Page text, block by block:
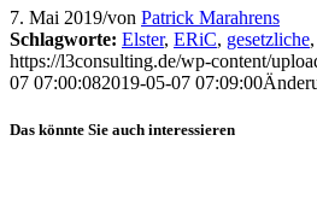
7. Mai 2019/von Patrick Marahrens
Schlagworte: Elster, ERiC, gesetzliche,
https://l3consulting.de/wp-content/
07 07:00:082019-05-07 07:09:00
Das könnte Sie auch interessieren